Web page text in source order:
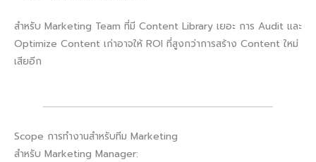
สำหรับ Marketing Team ที่มี Content Library เยอะ การ Audit และ
Optimize Content เก่าอาจให้ ROI ที่สูงกว่าการสร้าง Content ใหม่
เสียอีก
Scope การทำงานสำหรับทีม Marketing
สำหรับ Marketing Manager: